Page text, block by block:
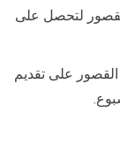
لتحصل على
على تقديم